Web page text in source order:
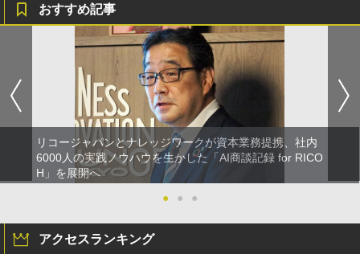
おすすめ記事
リコージャパンとナレッジワークが資本業務提携、社内
6000人の実践ノウハウを生かした「AI商談記録 for RICO
H」を展開へ
●
● ●
アクセスランキング